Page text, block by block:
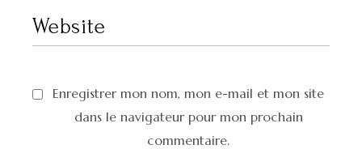
Enregistrer mon nom, mon e-mail et mon site
dans le navigateur pour mon prochain
commentaire.